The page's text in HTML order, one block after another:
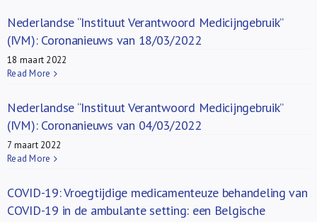
Nederlandse “Instituut Verantwoord Medicijngebruik”
(IVM): Coronanieuws van 18/03/2022
18 maart 2022
Read More
Nederlandse “Instituut Verantwoord Medicijngebruik”
(IVM): Coronanieuws van 04/03/2022
7 maart 2022
Read More
COVID-19: Vroegtijdige medicamenteuze behandeling van
COVID-19 in de ambulante setting: een Belgische